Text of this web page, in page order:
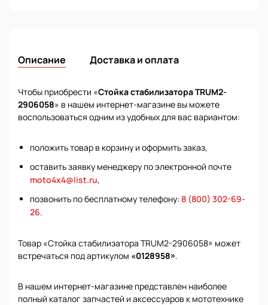
Описание Доставка и оплата
Чтобы приобрести «Стойка стабилизатора TRUM2-
2906058» в нашем интернет-магазине вы можете
воспользоваться одним из удобных для вас вариантом:
положить товар в корзину и оформить заказ,
оставить заявку менеджеру по электронной почте
moto4x4@list.ru,
позвонить по бесплатному телефону: 8 (800) 302-69-
26.
Товар «Стойка стабилизатора TRUM2-2906058» может
встречаться под артикулом «0128958».
В нашем интернет-магазине представлен наиболее
полный каталог запчастей и аксессуаров к мототехнике